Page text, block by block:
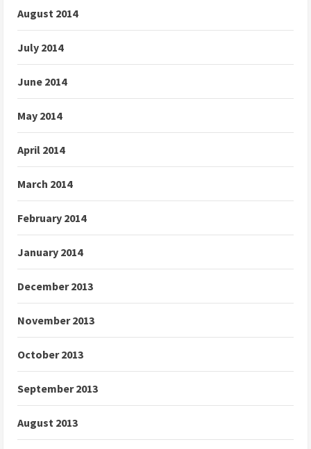
August 2014
July 2014
June 2014
May 2014
April 2014
March 2014
February 2014
January 2014
December 2013
November 2013
October 2013
September 2013
August 2013